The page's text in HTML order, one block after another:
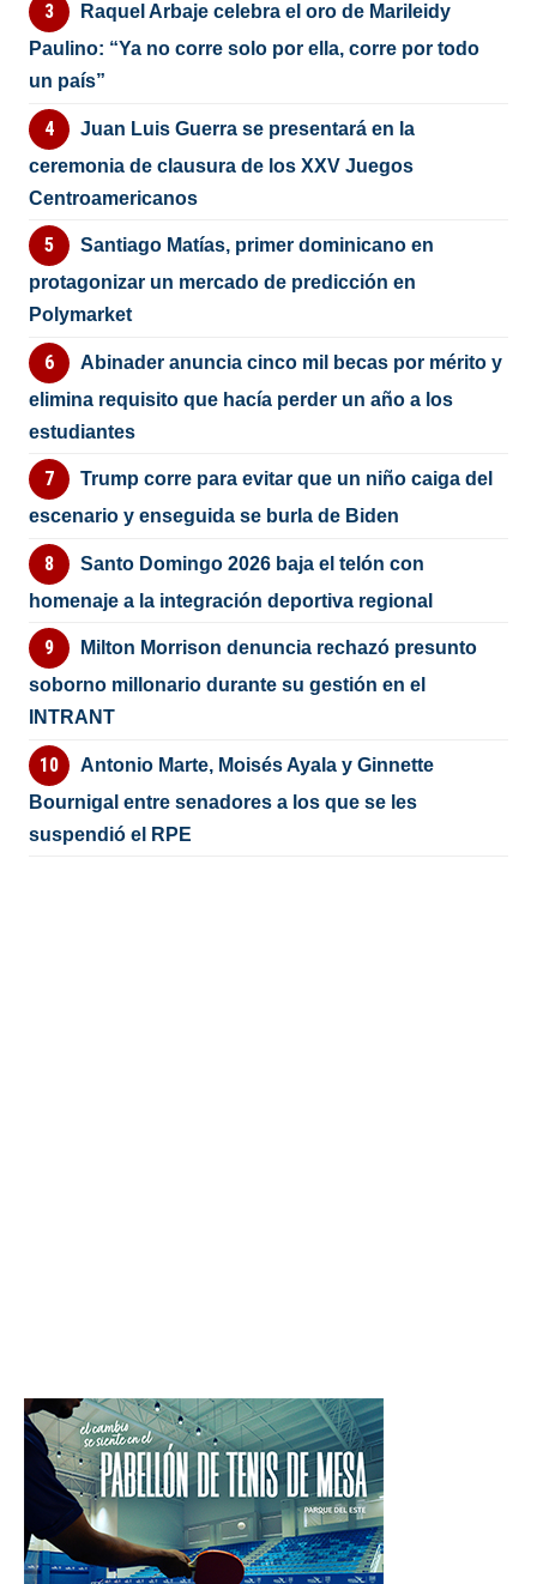
Raquel Arbaje celebra el oro de Marileidy
Paulino: “Ya no corre solo por ella, corre por todo
un país”
Juan Luis Guerra se presentará en la
ceremonia de clausura de los XXV Juegos
Centroamericanos
Santiago Matías, primer dominicano en
protagonizar un mercado de predicción en
Polymarket
Abinader anuncia cinco mil becas por mérito y
elimina requisito que hacía perder un año a los
estudiantes
Trump corre para evitar que un niño caiga del
escenario y enseguida se burla de Biden
Santo Domingo 2026 baja el telón con
homenaje a la integración deportiva regional
Milton Morrison denuncia rechazó presunto
soborno millonario durante su gestión en el
INTRANT
Antonio Marte, Moisés Ayala y Ginnette
Bournigal entre senadores a los que se les
suspendió el RPE